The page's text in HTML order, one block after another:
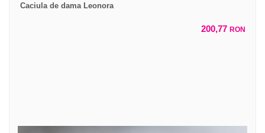
Caciula de dama Leonora
200,77 RON